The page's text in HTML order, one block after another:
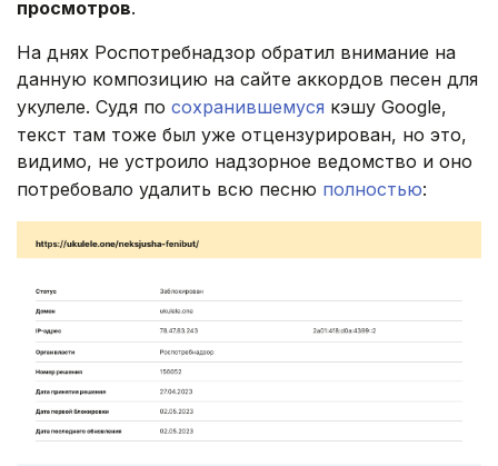
просмотров.
На днях Роспотребнадзор обратил внимание на
данную композицию на сайте аккордов песен для
укулеле. Судя по сохранившемуся кэшу Google,
текст там тоже был уже отцензурирован, но это,
видимо, не устроило надзорное ведомство и оно
потребовало удалить всю песню полностью: